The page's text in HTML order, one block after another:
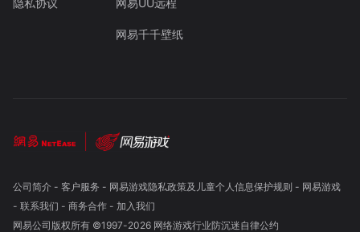
隐私协议 网易UU远程
网易千千壁纸
公司简介- 客户服务 - 网易游戏隐私政策及儿童个人信息保护规则 - 网易游戏
- 联系我们 - 商务合作- 加入我们
网易公司版权所有 ©1997-2026 网络游戏行业防沉迷自律公约